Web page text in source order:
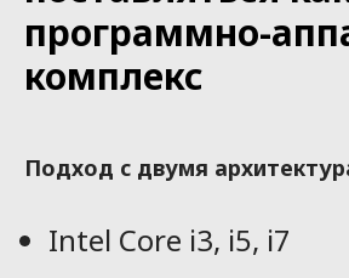
программно-
комплекс
Подход с двумя
Intel Сore i3, i5, i7